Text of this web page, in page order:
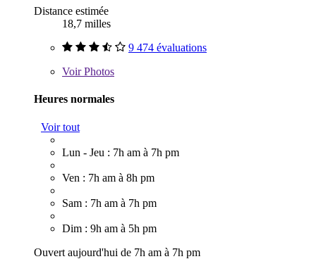
Distance estimée
18,7 milles
9 474 évaluations
VoirPhotos
Heures normales
Voir tout
Lun - Jeu : 7h am à 7h pm
Ven : 7h am à 8h pm
Sam : 7h am à 7h pm
Dim : 9h am à 5h pm
Ouvert aujourd'hui de 7h am à 7h pm